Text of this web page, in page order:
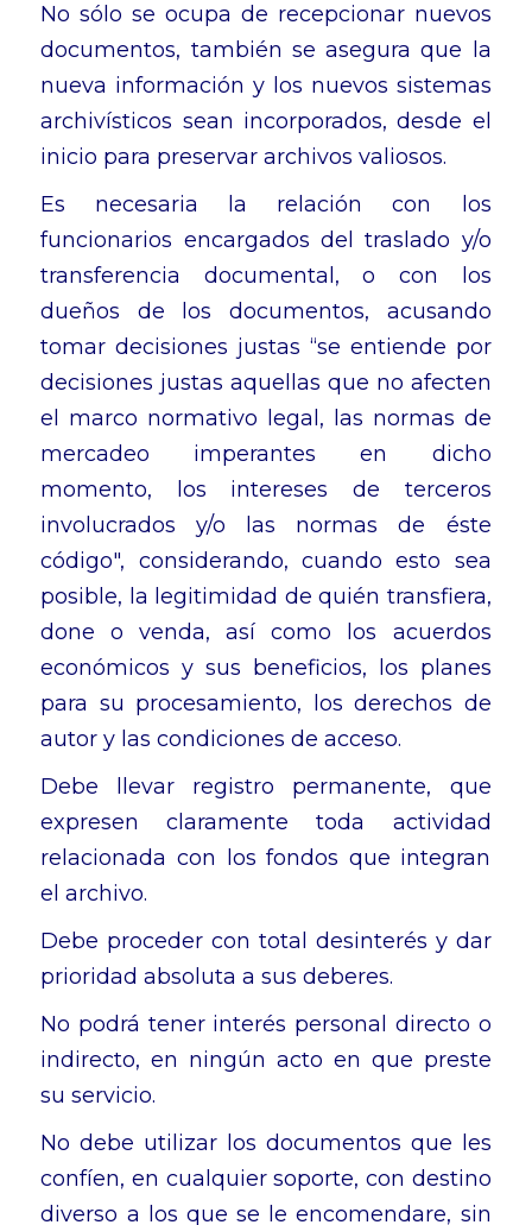
No sólo se ocupa de recepcionar nuevos
documentos, también se asegura que la
nueva información y los nuevos sistemas
archivísticos sean incorporados, desde el
inicio para preservar archivos valiosos.
Es necesaria la relación con los
funcionarios encargados del traslado y/o
transferencia documental, o con los
dueños de los documentos, acusando
tomar decisiones justas “se entiende por
decisiones justas aquellas que no afecten
el marco normativo legal, las normas de
mercadeo imperantes en dicho
momento, los intereses de terceros
involucrados y/o las normas de éste
código", considerando, cuando esto sea
posible, la legitimidad de quién transfiera,
done o venda, así como los acuerdos
económicos y sus beneficios, los planes
para su procesamiento, los derechos de
autor y las condiciones de acceso.
Debe llevar registro permanente, que
expresen claramente toda actividad
relacionada con los fondos que integran
el archivo.
Debe proceder con total desinterés y dar
prioridad absoluta a sus deberes.
No podrá tener interés personal directo o
indirecto, en ningún acto en que preste
su servicio.
No debe utilizar los documentos que les
confíen, en cualquier soporte, con destino
diverso a los que se le encomendare, sin